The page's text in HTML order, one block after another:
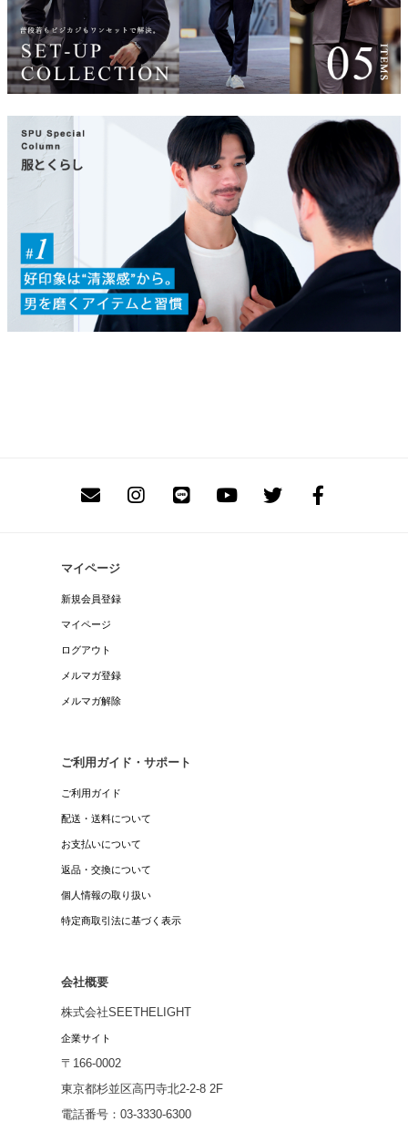
マイページ
新規会員登録
マイページ
ログアウト
メルマガ登録
メルマガ解除
ご利用ガイド・サポート
ご利用ガイド
配送・送料について
お支払いについて
返品・交換について
個人情報の取り扱い
特定商取引法に基づく表示
会社概要
株式会社SEETHELIGHT
企業サイト
〒166-0002
東京都杉並区高円寺北2-2-8 2F
電話番号：03-3330-6300